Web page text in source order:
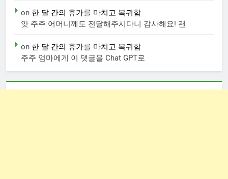
on 한 달 간의 휴가를 마치고 복귀함
앗 주주 어머니께도 전달해주시다니 감사해요! 괜
on 한 달 간의 휴가를 마치고 복귀함
주주 엄마에게 이 댓글을 Chat GPT로